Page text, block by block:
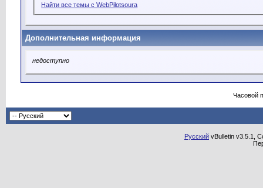
Найти все темы с WebPilotsoura
Дополнительная информация
недоступно
Часовой
Русский vBulletin v3.5.1,